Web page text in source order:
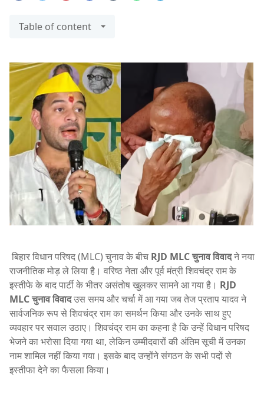
Table of content
बिहार विधान परिषद (MLC) चुनाव के बीच RJD MLC चुनाव विवादने नया
राजनीतिक मोड़ ले लिया है। वरिष्ठ नेता और पूर्व मंत्री शिवचंद्र राम के
इस्तीफे के बाद पार्टी के भीतर असंतोष खुलकर सामने आ गया है। RJD
MLC चुनाव विवादउस समय और चर्चा में आ गया जब तेज प्रताप यादव ने
सार्वजनिक रूप से शिवचंद्र राम का समर्थन किया और उनके साथ हुए
व्यवहार पर सवाल उठाए। शिवचंद्र राम का कहना है कि उन्हें विधान परिषद
भेजने का भरोसा दिया गया था, लेकिन उम्मीदवारों की अंतिम सूची में उनका
नाम शामिल नहीं किया गया। इसके बाद उन्होंने संगठन के सभी पदों से
इस्तीफा देने का फैसला किया।